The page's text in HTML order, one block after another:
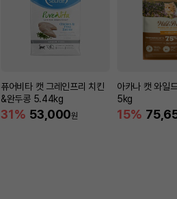
퓨어비타 캣 그레인프리 치킨
&완두콩 5.44kg
31% 53,000원
아카나 캣 와일
5kg
15%